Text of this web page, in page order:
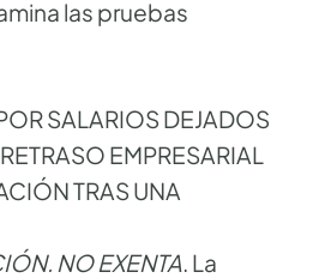
las pruebas
SALARIOS DEJADOS
EMPRESARIAL
TRAS UNA
NO EXENTA . La